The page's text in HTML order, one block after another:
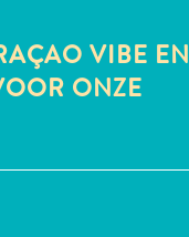
VIBE EN
ONZE